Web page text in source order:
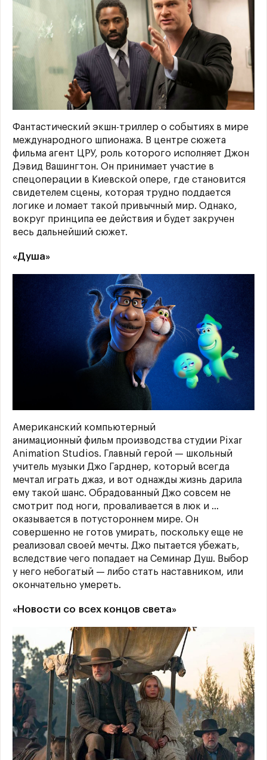
Фантастический экшн-триллер о событиях в мире
международного шпионажа. В центре сюжета
фильма агент ЦРУ, роль которого исполняет Джон
Дэвид Вашингтон. Он принимает участие в
спецоперации в Киевской опере, где становится
свидетелем сцены, которая трудно поддается
логике и ломает такой привычный мир. Однако,
вокруг принципа ее действия и будет закручен
весь дальнейший сюжет.
«Душа»
Американский компьютерный
анимационный фильм производства студии Pixar
Animation Studios. Главный герой — школьный
учитель музыки Джо Гарднер, который всегда
мечтал играть джаз, и вот однажды жизнь дарила
ему такой шанс. Обрадованный Джо совсем не
смотрит под ноги, проваливается в люк и ...
оказывается в потустороннем мире. Он
совершенно не готов умирать, поскольку еще не
реализовал своей мечты. Джо пытается убежать,
вследствие чего попадает на Семинар Душ. Выбор
у него небогатый — либо стать наставником, или
окончательно умереть.
«Новости со всех концов света»